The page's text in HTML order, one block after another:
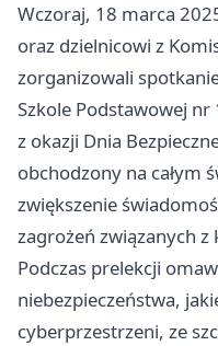
Wczoraj, 18 marca
oraz dzielnicowi z
zorganizowali
Szkole Podstawowej nr
z okazji Dnia
obchodzony na całym
zwiększenie
zagrożeń związanych
Podczas prelekcji
niebezpieczeństwa,
cyberprzestrzeni, ze